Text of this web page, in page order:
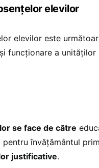
elevilor
elevilor este
funcționare a unităților
se face de către
învăţământul
justificative.